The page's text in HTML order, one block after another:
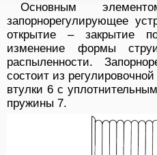
Основным
запорнорегулирующее
открытие – закрытие
изменение формы
распыленности.
состоит из
втулки 6 с
пружины 7.